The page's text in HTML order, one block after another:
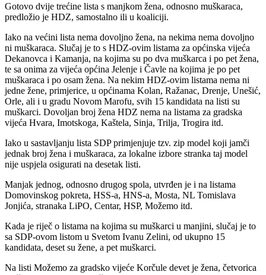
Gotovo dvije trećine lista s manjkom žena, odnosno muškaraca,
predložio je HDZ, samostalno ili u koaliciji.
Iako na većini lista nema dovoljno žena, na nekima nema dovoljno
ni muškaraca. Slučaj je to s HDZ-ovim listama za općinska vijeća
Dekanovca i Kamanja, na kojima su po dva muškarca i po pet žena,
te sa onima za vijeća općina Jelenje i Čavle na kojima je po pet
muškaraca i po osam žena. Na nekim HDZ-ovim listama nema ni
jedne žene, primjerice, u općinama Kolan, Ražanac, Drenje, Unešić,
Orle, ali i u gradu Novom Marofu, svih 15 kandidata na listi su
muškarci. Dovoljan broj žena HDZ nema na listama za gradska
vijeća Hvara, Imotskoga, Kaštela, Sinja, Trilja, Trogira itd.
Iako u sastavljanju lista SDP primjenjuje tzv. zip model koji jamči
jednak broj žena i muškaraca, za lokalne izbore stranka taj model
nije uspjela osigurati na desetak listi.
Manjak jednog, odnosno drugog spola, utvrđen je i na listama
Domovinskog pokreta, HSS-a, HNS-a, Mosta, NL Tomislava
Jonjića, stranaka LiPO, Centar, HSP, Možemo itd.
Kada je riječ o listama na kojima su muškarci u manjini, slučaj je to
sa SDP-ovom listom u Svetom Ivanu Zelini, od ukupno 15
kandidata, deset su žene, a pet muškarci.
Na listi Možemo za gradsko vijeće Korčule devet je žena, četvorica